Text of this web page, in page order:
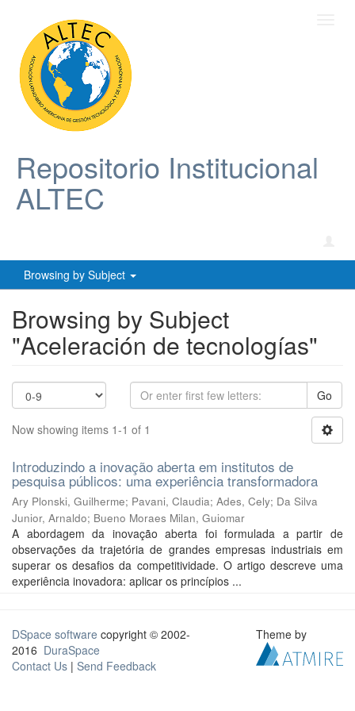
Repositorio Institucional
ALTEC
Browsing by Subject
Browsing by Subject
"Aceleración de tecnologías"
Go
Now showing items 1-1 of 1
Introduzindo a inovação aberta em institutos de
pesquisa públicos: uma experiência transformadora
Ary Plonski, Guilherme; Pavani, Claudia; Ades, Cely; Da Silva
Junior, Arnaldo; Bueno Moraes Milan, Guiomar
A abordagem da inovação aberta foi formulada a partir de
observações da trajetória de grandes empresas industriais em
superar os desafios da competitividade. O artigo descreve uma
experiência inovadora: aplicar os princípios ...
DSpace software copyright © 2002-
2016 DuraSpace
Contact Us | Send Feedback
Theme by